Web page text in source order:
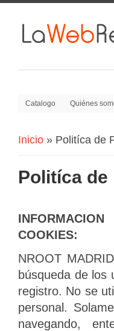
Catalogo Quiénes
Inicio » Politíca de
Politíca de
COOKIES:
NROOT
búsqueda de los
registro. No se
personal.
navegando,